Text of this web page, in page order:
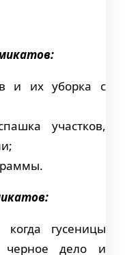
и их уборка с
участков,
гусеницы
черное дело и